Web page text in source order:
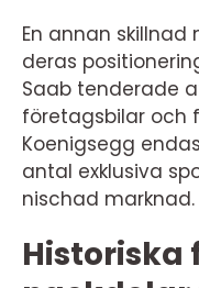
En annan skillnad
deras
Saab tenderade
företagsbilar och
Koenigsegg
antal exklusiva
nischad marknad.
Historiska